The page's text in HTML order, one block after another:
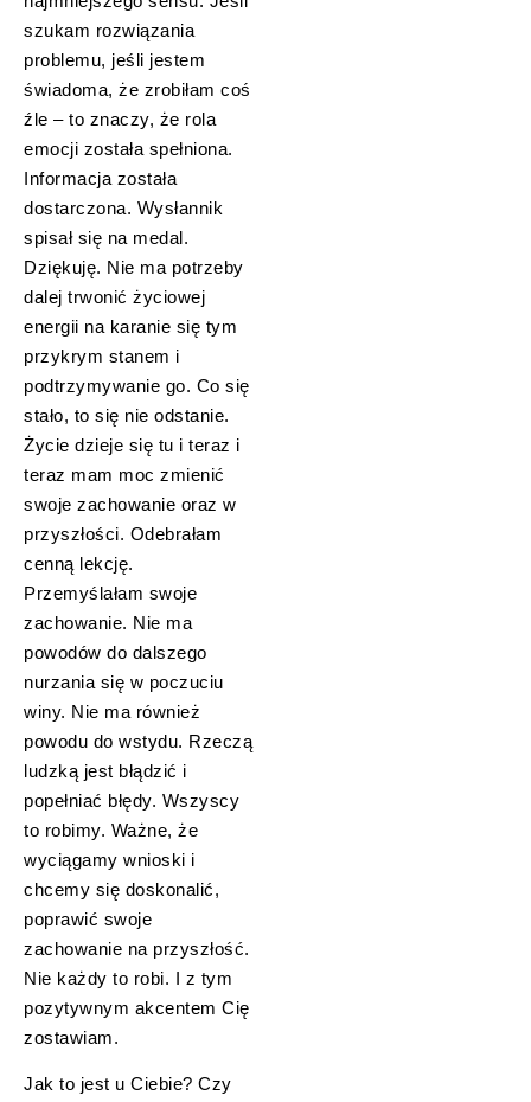
szukam rozwiązania
problemu, jeśli jestem
świadoma, że zrobiłam coś
źle – to znaczy, że rola
emocji została spełniona.
Informacja została
dostarczona. Wysłannik
spisał się na medal.
Dziękuję. Nie ma potrzeby
dalej trwonić życiowej
energii na karanie się tym
przykrym stanem i
podtrzymywanie go. Co się
stało, to się nie odstanie.
Życie dzieje się tu i teraz i
teraz mam moc zmienić
swoje zachowanie oraz w
przyszłości. Odebrałam
cenną lekcję.
Przemyślałam swoje
zachowanie. Nie ma
powodów do dalszego
nurzania się w poczuciu
winy. Nie ma również
powodu do wstydu. Rzeczą
ludzką jest błądzić i
popełniać błędy. Wszyscy
to robimy. Ważne, że
wyciągamy wnioski i
chcemy się doskonalić,
poprawić swoje
zachowanie na przyszłość.
Nie każdy to robi. I z tym
pozytywnym akcentem Cię
zostawiam.
Jak to jest u Ciebie? Czy